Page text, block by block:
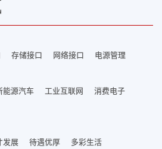
存储接口 网络接口 电源管理
能源汽车 工业互联网
消费电子
发展 待遇优厚 多彩生活